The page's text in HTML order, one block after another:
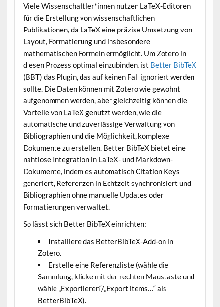
Viele Wissenschaftler*innen nutzen LaTeX-Editoren
für die Erstellung von wissenschaftlichen
Publikationen, da LaTeX eine präzise Umsetzung von
Layout, Formatierung und insbesondere
mathematischen Formeln ermöglicht. Um Zotero in
diesen Prozess optimal einzubinden, ist Better BibTeX
(BBT) das Plugin, das auf keinen Fall ignoriert werden
sollte. Die Daten können mit Zotero wie gewohnt
aufgenommen werden, aber gleichzeitig können die
Vorteile von LaTeX genutzt werden, wie die
automatische und zuverlässige Verwaltung von
Bibliographien und die Möglichkeit, komplexe
Dokumente zu erstellen. Better BibTeX bietet eine
nahtlose Integration in LaTeX- und Markdown-
Dokumente, indem es automatisch Citation Keys
generiert, Referenzen in Echtzeit synchronisiert und
Bibliographien ohne manuelle Updates oder
Formatierungen verwaltet.
So lässt sich Better BibTeX einrichten:
Installiere das BetterBibTeX-Add-on in
Zotero.
Erstelle eine Referenzliste (wähle die
Sammlung, klicke mit der rechten Maustaste und
wähle „Exportieren“/„Export items…“ als
BetterBibTeX).